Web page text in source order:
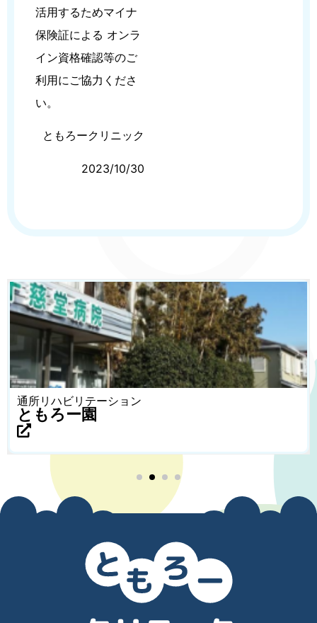
活用するためマイナ
保険証による オンラ
イン資格確認等のご
利用にご協力くださ
い。
ともろークリニック
2023/10/30
通所リハビリテーション
ともろー園